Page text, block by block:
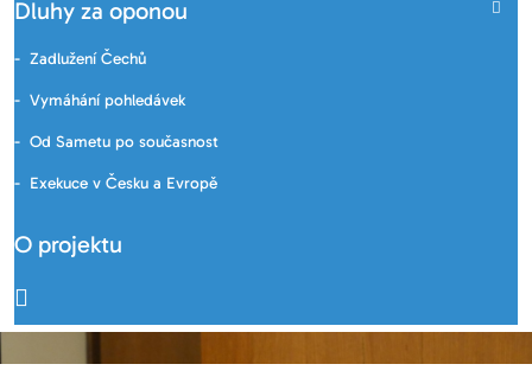
Dluhy za oponou
Zadlužení Čechů
Vymáhání pohledávek
Od Sametu po současnost
Exekuce v Česku a Evropě
O projektu